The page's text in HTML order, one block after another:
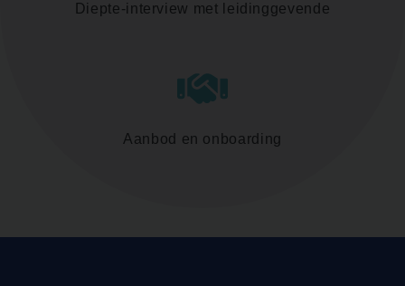
Diepte-interview met leidinggevende
Aanbod en onboarding